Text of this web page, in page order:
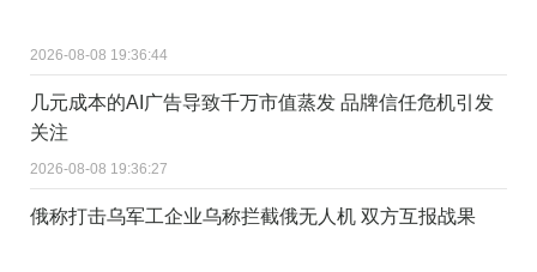
2026-08-08 19:36:44
几元成本的AI广告导致千万市值蒸发 品牌信任危机引发
关注
2026-08-08 19:36:27
俄称打击乌军工企业乌称拦截俄无人机 双方互报战果